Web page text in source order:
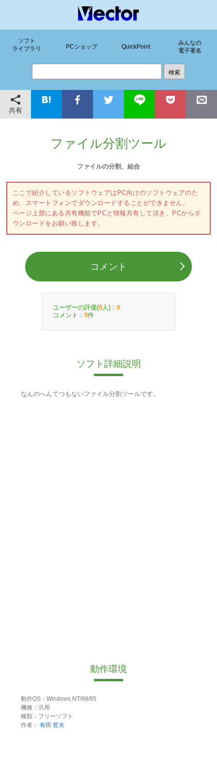
ソフト
ライブラリ
PCショップ QuickPoint
みんなの
電子署名
共有
ファイル分割ツール
ファイルの分割、結合
ここで紹介しているソフトウェアはPC向けのソフトウェアのた
め、スマートフォンでダウンロードすることができません。
ページ上部にある共有機能でPCと情報共有して頂き、PCからダ
ウンロードをお願い致します。
コメント
ユーザーの評価(0 人)： 0
コメント： 0件
ソフト詳細説明
なんのへんてつもないファイル分割ツールです。
動作環境
動作OS：Windows NT/98/95
機種：汎用
種類：フリーソフト
作者： 有田 哲夫